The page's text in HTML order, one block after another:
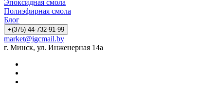
Эпоксидная смола
Полиэфирная смола
Блог
+(375) 44-732-91-99
market@igcmail.by
г. Минск, ул. Инженерная 14а